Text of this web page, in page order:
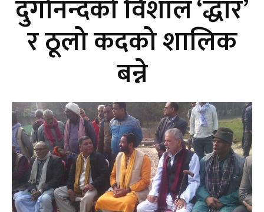
दुर्गानन्दको विशाल ‘द्धार’
र ठूलो कदको शालिक
बन्ने